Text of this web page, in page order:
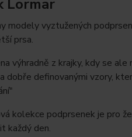
Lormar
modely vyztužených
prsa.
výhradně z krajky, kdy se ale
dobře definovanými vzory,
kolekce podprsenek je pro
každý den.